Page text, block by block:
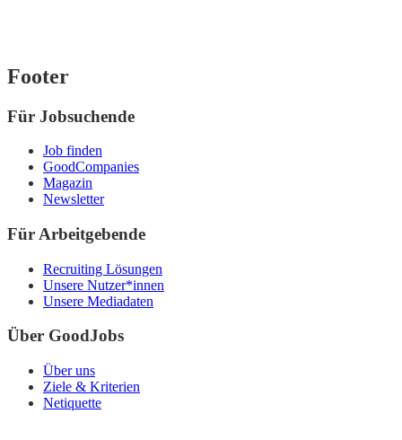
Footer
Für Jobsuchende
Job finden
GoodCompanies
Magazin
Newsletter
Für Arbeitgebende
Recruiting Lösungen
Unsere Nutzer*innen
Unsere Mediadaten
Über GoodJobs
Über uns
Ziele & Kriterien
Netiquette